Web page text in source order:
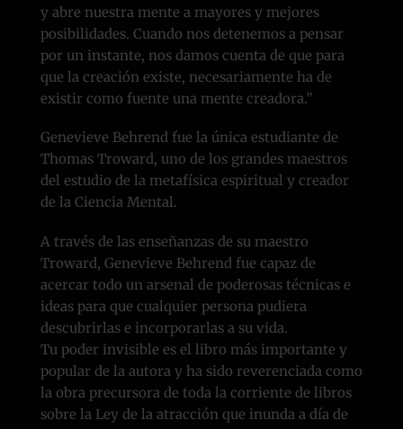
y abre nuestra mente a mayores y mejores
posibilidades. Cuando nos detenemos a pensar
por un instante, nos damos cuenta de que para
que la creación existe, necesariamente ha de
existir como fuente una mente creadora.”
Genevieve Behrend fue la única estudiante de
Thomas Troward, uno de los grandes maestros
del estudio de la metafísica espiritual y creador
de la Ciencia Mental.
A través de las enseñanzas de su maestro
Troward, Genevieve Behrend fue capaz de
acercar todo un arsenal de poderosas técnicas e
ideas para que cualquier persona pudiera
descubrirlas e incorporarlas a su vida.
Tu poder invisible es el libro más importante y
popular de la autora y ha sido reverenciada como
la obra precursora de toda la corriente de libros
sobre la Ley de la atracción que inunda a día de